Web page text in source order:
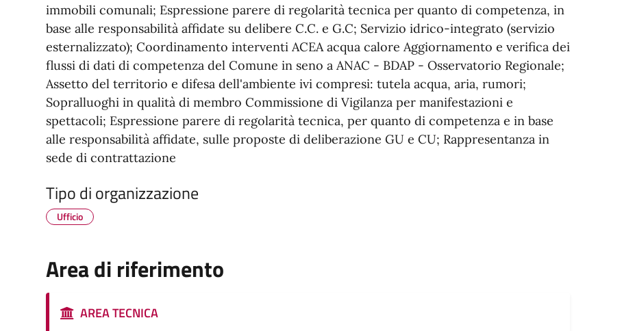
immobili comunali; Espressione parere di regolarità tecnica per quanto di competenza, in
base alle responsabilità affidate su delibere C.C. e G.C; Servizio idrico-integrato (servizio
esternalizzato); Coordinamento interventi ACEA acqua calore Aggiornamento e verifica dei
flussi di dati di competenza del Comune in seno a ANAC - BDAP - Osservatorio Regionale;
Assetto del territorio e difesa dell'ambiente ivi compresi: tutela acqua, aria, rumori;
Sopralluoghi in qualità di membro Commissione di Vigilanza per manifestazioni e
spettacoli; Espressione parere di regolarità tecnica, per quanto di competenza e in base
alle responsabilità affidate, sulle proposte di deliberazione GU e CU; Rappresentanza in
sede di contrattazione
Tipo di organizzazione
Ufficio
Area di riferimento
AREA TECNICA